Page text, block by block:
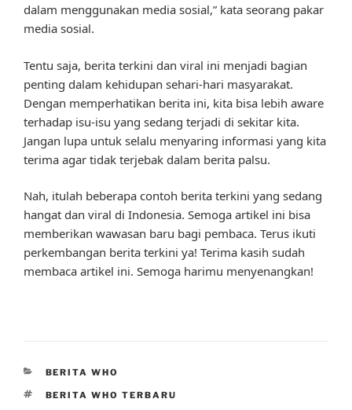
dalam menggunakan media sosial,” kata seorang pakar
media sosial.
Tentu saja, berita terkini dan viral ini menjadi bagian
penting dalam kehidupan sehari-hari masyarakat.
Dengan memperhatikan berita ini, kita bisa lebih aware
terhadap isu-isu yang sedang terjadi di sekitar kita.
Jangan lupa untuk selalu menyaring informasi yang kita
terima agar tidak terjebak dalam berita palsu.
Nah, itulah beberapa contoh berita terkini yang sedang
hangat dan viral di Indonesia. Semoga artikel ini bisa
memberikan wawasan baru bagi pembaca. Terus ikuti
perkembangan berita terkini ya! Terima kasih sudah
membaca artikel ini. Semoga harimu menyenangkan!
CATEGORIES
BERITA WHO
TAGS
BERITA WHO TERBARU